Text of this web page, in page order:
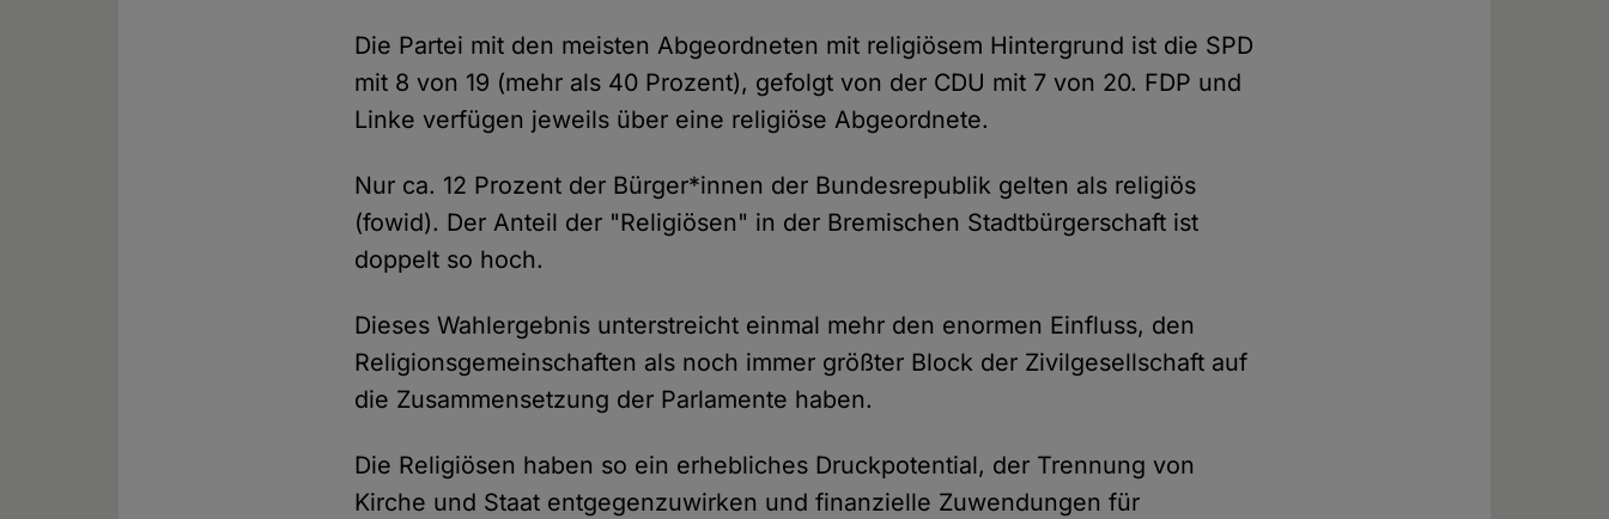
Die Partei mit den meisten Abgeordneten mit religiösem Hintergrund ist die SPD
mit 8 von 19 (mehr als 40 Prozent), gefolgt von der CDU mit 7 von 20. FDP und
Linke verfügen jeweils über eine religiöse Abgeordnete.
Nur ca. 12 Prozent der Bürger*innen der Bundesrepublik gelten als religiös
(fowid). Der Anteil der "Religiösen" in der Bremischen Stadtbürgerschaft ist
doppelt so hoch.
Dieses Wahlergebnis unterstreicht einmal mehr den enormen Einfluss, den
Religionsgemeinschaften als noch immer größter Block der Zivilgesellschaft auf
die Zusammensetzung der Parlamente haben.
Die Religiösen haben so ein erhebliches Druckpotential, der Trennung von
Kirche und Staat entgegenzuwirken und finanzielle Zuwendungen für